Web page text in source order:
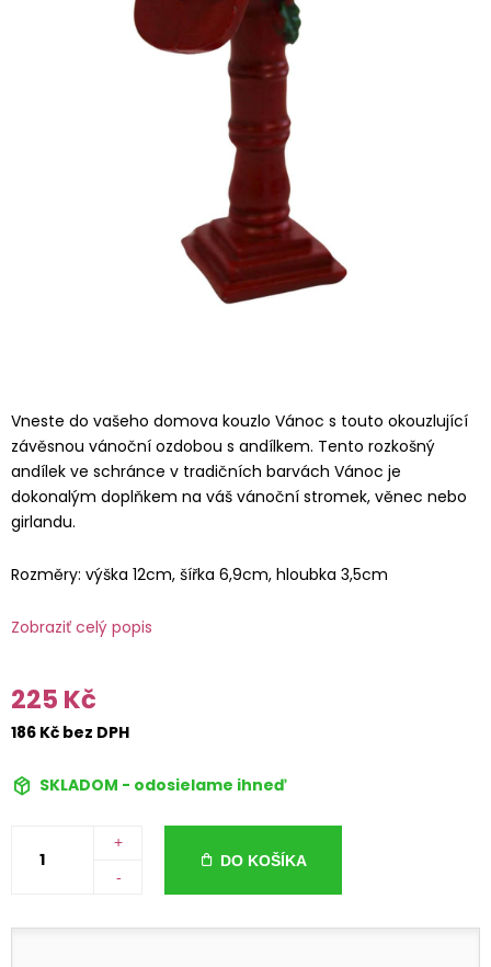
Vneste do vašeho domova kouzlo Vánoc s touto okouzlující
závěsnou vánoční ozdobou s andílkem. Tento rozkošný
andílek ve schránce v tradičních barvách Vánoc je
dokonalým doplňkem na váš vánoční stromek, věnec nebo
girlandu.
Rozměry: výška 12cm, šířka 6,9cm, hloubka 3,5cm
Zobraziť celý popis
225 Kč
186 Kč bez DPH
SKLADOM - odosielame ihneď
+
-
DO KOŠÍKA